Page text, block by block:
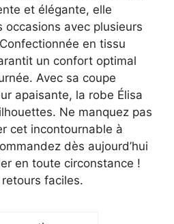
€.et élégante, elle
occasions avec plusieurs
en tissu
un confort optimal
Avec sa coupe
apaisante, la robe Élisa
Ne manquez pas
cet incontournable à
dès aujourd’hui
en toute circonstance !
faciles.